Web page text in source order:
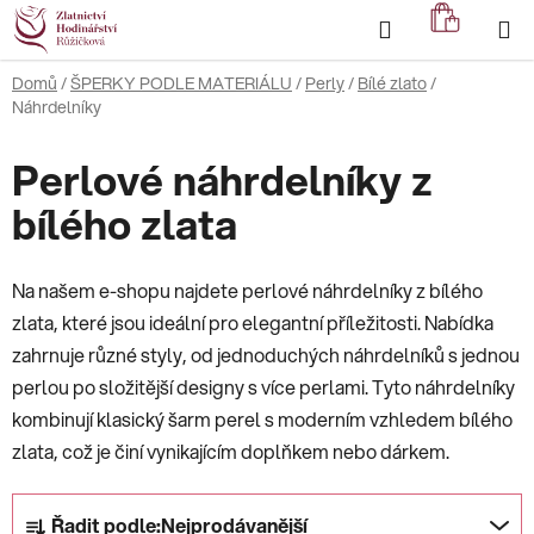
Přejít
na
obsah
Hledat
KOŠÍK
Domů /ŠPERKY PODLE MATERIÁLU / Perly/ Bílé zlato/
Náhrdelníky
Perlové náhrdelníky z
bílého zlata
Na našem e-shopu najdete perlové náhrdelníky z bílého
zlata, které jsou ideální pro elegantní příležitosti. Nabídka
zahrnuje různé styly, od jednoduchých náhrdelníků s jednou
perlou po složitější designy s více perlami. Tyto náhrdelníky
kombinují klasický šarm perel s moderním vzhledem bílého
zlata, což je činí vynikajícím doplňkem nebo dárkem.
Ř Řadit podle:Nejprodávanější